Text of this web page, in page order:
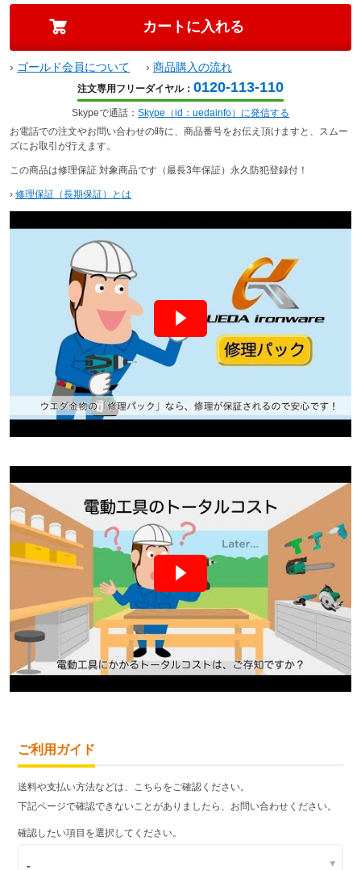
› ゴールド会員について › 商品購入の流れ
注文専用フリーダイヤル： 0120-113-110
Skypeで通話： Skype（id：uedainfo）に発信する
お電話での注文やお問い合わせの時に、商品番号をお伝え頂けますと、スムー
ズにお取引が行えます。
この商品は修理保証 対象商品です（最長3年保証）永久防犯登録付！
› 修理保証（長期保証）とは
ご利用ガイド
送料や支払い方法などは、こちらをご確認ください。
下記ページで確認できないことがありましたら、お問い合わせください。
確認したい項目を選択してください。